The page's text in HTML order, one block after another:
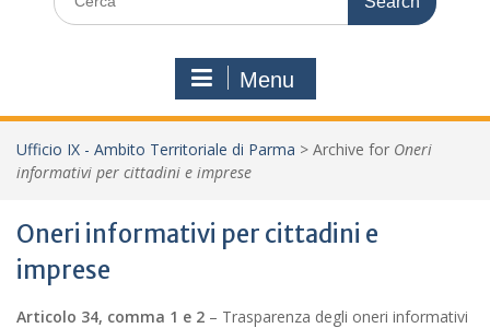
for:
Menu
Ufficio IX - Ambito Territoriale di Parma > Archive for Oneri
informativi per cittadini e imprese
Oneri informativi per cittadini e
imprese
Articolo 34, comma 1 e 2 – Trasparenza degli oneri informativi